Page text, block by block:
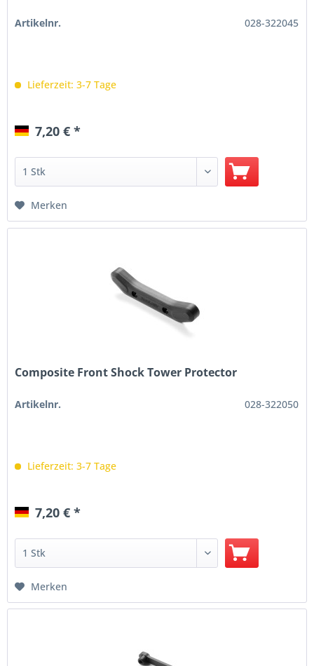
Artikelnr. 028-322045
Lieferzeit: 3-7 Tage
7,20 € *
Merken
Composite Front Shock Tower Protector
Artikelnr. 028-322050
Lieferzeit: 3-7 Tage
7,20 € *
Merken